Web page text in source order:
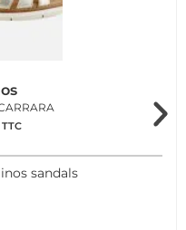
TTC
sandals